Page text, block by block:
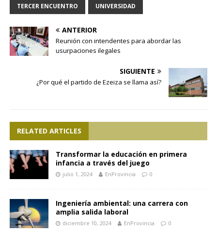
TERCER ENCUENTRO UNIVERSIDAD
ANTERIOR
Reunión con intendentes para abordar las
usurpaciones ilegales
SIGUIENTE
¿Por qué el partido de Ezeiza se llama así?
RELATED ARTICLES
Transformar la educación en primera
infancia a través del juego
julio 1, 2024 EnProvincia 0
Ingeniería ambiental: una carrera con
amplia salida laboral
diciembre 10, 2024 EnProvincia 0